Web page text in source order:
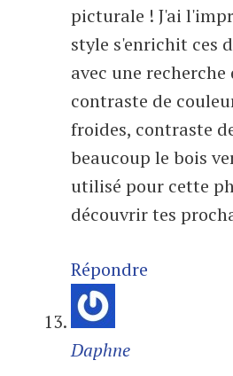
picturale ! J'ai
style s'enrichit ces
avec une
contraste de
froides, contraste
beaucoup le bois
utilisé pour cette
découvrir tes
Répondre
Daphne